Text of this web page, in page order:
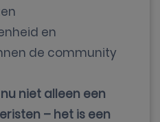
en
de community
niet alleen een
– het is een